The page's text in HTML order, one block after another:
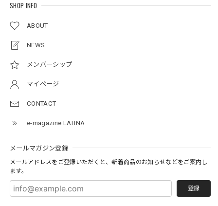
SHOP INFO
ABOUT
NEWS
メンバーシップ
マイページ
CONTACT
e-magazine LATINA
メールマガジン登録
メールアドレスをご登録いただくと、新着商品のお知らせなどをご案内し
ます。
登録